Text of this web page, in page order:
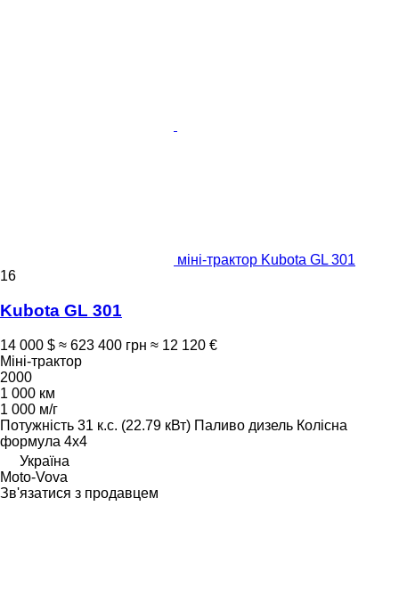
міні-трактор Kubota GL 301
16
Kubota GL 301
14 000 $ ≈ 623 400 грн ≈ 12 120 €
Міні-трактор
2000
1 000 км
1 000 м/г
Потужність 31 к.с. (22.79 кВт) Паливо дизель Колісна
формула 4x4
Україна
Moto-Vova
Зв'язатися з продавцем